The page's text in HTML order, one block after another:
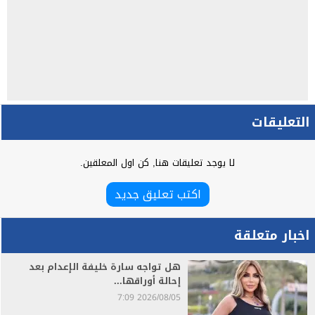
التعليقات
لا يوجد تعليقات هنا, كن اول المعلقين.
اكتب تعليق جديد
اخبار متعلقة
هل تواجه سارة خليفة الإعدام بعد
إحالة أوراقها...
2026/08/05 7:09